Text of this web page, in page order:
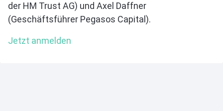
der HM Trust AG) und Axel Daffner
(Geschäftsführer Pegasos Capital).
Jetzt anmelden